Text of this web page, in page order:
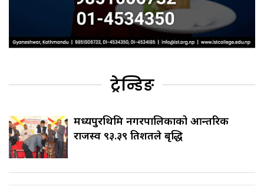
ट्रेन्डिङ
मध्यपुरथिमि नगरपालिकाको आन्तरिक
राजस्व ९३.३९ प्रतिशतले बृद्धि